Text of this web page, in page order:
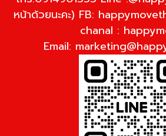
หน้าด้วยนะคะ) FB:
chanal :
Email: